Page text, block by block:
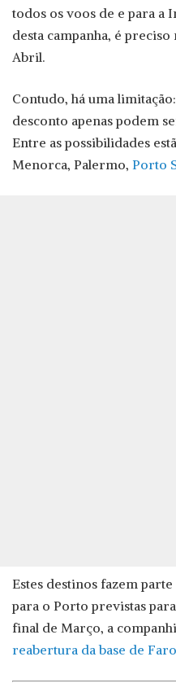
todos os voos de e para a
desta campanha, é
Abril.
Contudo, há uma
desconto apenas podem
Entre as possibilidades
Menorca, Palermo, Porto
Estes destinos fazem
para o Porto previstas
final de Março, a
reabertura da base de Faro